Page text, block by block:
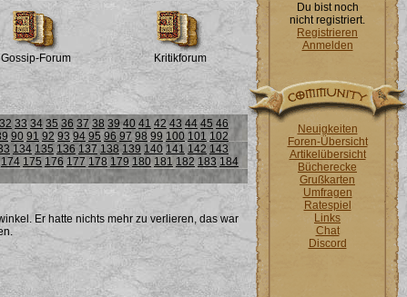
Gossip-Forum Kritikforum
32 33 34 35 36 37 38 39 40 41 42 43 44 45 46
90 91 92 93 94 95 96 97 98 99 100 101 102
134 135 136 137 138 139 140 141 142 143
174 175 176 177 178 179 180 181 182 183 184
Er hatte nichts mehr zu verlieren, das war
Du bist noch
nicht registriert.
Registrieren
Anmelden
Neuigkeiten
Foren-Übersicht
Artikelübersicht
Bücherecke
Grußkarten
Umfragen
Ratespiel
Links
Chat
Discord